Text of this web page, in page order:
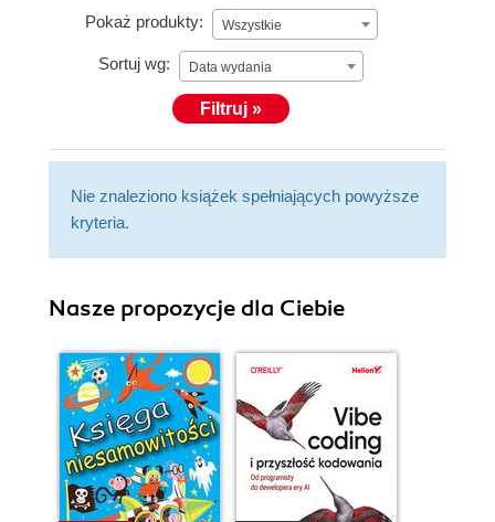
Pokaż produkty: Wszystkie
Sortuj wg: Data wydania
Filtruj »
Nie znaleziono książek spełniających powyższe
kryteria.
Nasze propozycje dla Ciebie